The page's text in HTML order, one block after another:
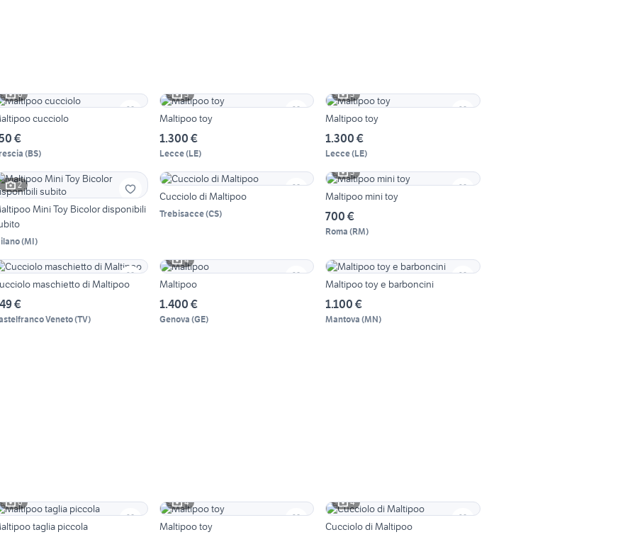
6
cucciolo
€
(BS)
3
Maltipoo toy
1.300 €
Lecce(LE)
3
Maltipoo toy
1.300 €
Lecce(LE)
2
Mini Toy Bicolor disponibili
(MI)
Cucciolo di Maltipoo
Trebisacce(CS)
3
Maltipoo mini toy
700 €
Roma (RM)
maschietto di Maltipoo
€
Veneto(TV)
4
Maltipoo
1.400 €
Genova (GE)
Maltipoo toy e barboncini
1.100 €
Mantova (MN)
6
taglia piccola
4
Maltipoo toy
4
Cucciolo di Maltipoo